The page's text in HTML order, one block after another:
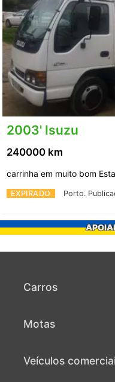
2003' Isuzu
EXPIRADO Porto.
240000 km
carrinha em muito bom
Carros
Motas
Veículos